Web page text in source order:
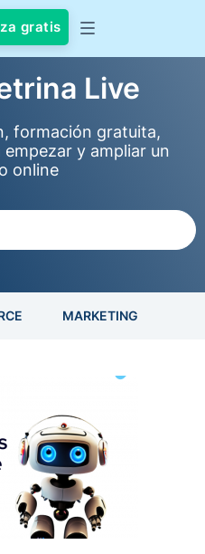
gratis
Live
formación gratuita,
y ampliar un
online
MARKETING